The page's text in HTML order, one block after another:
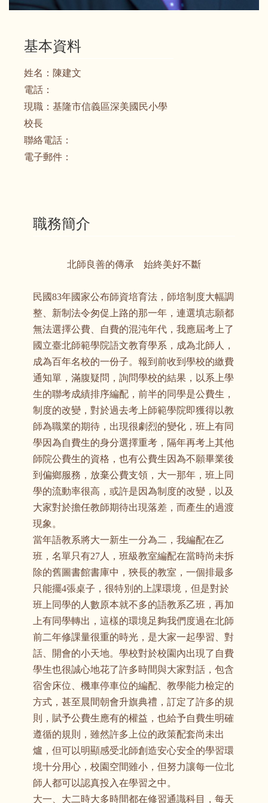
基本資料
姓名： 陳建文
電話：
現職： 基隆市信義區深美國民小學
校長
聯絡電話：
電子郵件：
職務簡介
北師良善的傳承 始終美好不斷
民國83年國家公布師資培育法，師培制度大幅調
整、新制法令匆促上路的那一年，連選填志願都
無法選擇公費、自費的混沌年代，我應屆考上了
國立臺北師範學院語文教育學系，成為北師人，
成為百年名校的一份子。報到前收到學校的繳費
通知單，滿腹疑問，詢問學校的結果，以系上學
生的聯考成績排序編配，前半的同學是公費生，
制度的改變，對於過去考上師範學院即獲得以教
師為職業的期待，出現很劇烈的變化，班上有同
學因為自費生的身分選擇重考，隔年再考上其他
師院公費生的資格，也有公費生因為不願畢業後
到偏鄉服務，放棄公費支領，大一那年，班上同
學的流動率很高，或許是因為制度的改變，以及
大家對於擔任教師期待出現落差，而產生的過渡
現象。
當年語教系將大一新生一分為二，我編配在乙
班，名單只有27人，班級教室編配在當時尚未拆
除的舊圖書館書庫中，狹長的教室，一個排最多
只能擺4張桌子，很特別的上課環境，但是對於
班上同學的人數原本就不多的語教系乙班，再加
上有同學轉出，這樣的環境足夠我們度過在北師
前二年修課量很重的時光，是大家一起學習、對
話、開會的小天地。學校對於校園內出現了自費
學生也很誠心地花了許多時間與大家對話，包含
宿舍床位、機車停車位的編配、教學能力檢定的
方式，甚至晨間朝會升旗典禮，訂定了許多的規
則，賦予公費生應有的權益，也給予自費生明確
遵循的規則，雖然許多上位的政策配套尚未出
爐，但可以明顯感受北師創造安心安全的學習環
境十分用心，校園空間雖小，但努力讓每一位北
師人都可以認真投入在學習之中。
大一、大二時大多時間都在修習通識科目，每天